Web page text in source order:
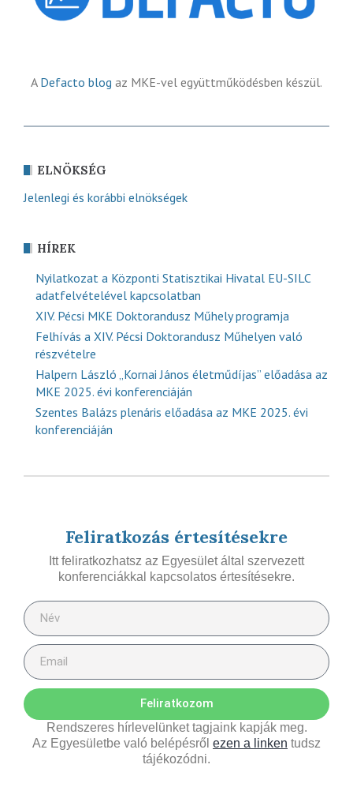
A Defacto blog az MKE-vel együttműködésben készül.
ELNÖKSÉG
Jelenlegi és korábbi elnökségek
HÍREK
Nyilatkozat a Központi Statisztikai Hivatal EU-SILC
adatfelvételével kapcsolatban
XIV. Pécsi MKE Doktorandusz Műhely programja
Felhívás a XIV. Pécsi Doktorandusz Műhelyen való
részvételre
Halpern László „Kornai János életműdíjas” előadása az
MKE 2025. évi konferenciáján
Szentes Balázs plenáris előadása az MKE 2025. évi
konferenciáján
Feliratkozás értesítésekre
Itt feliratkozhatsz az Egyesület által szervezett
konferenciákkal kapcsolatos értesítésekre.
Feliratkozom
Rendszeres hírlevelünket tagjaink kapják meg.
Az Egyesületbe való belépésről ezen a linken tudsz
tájékozódni.